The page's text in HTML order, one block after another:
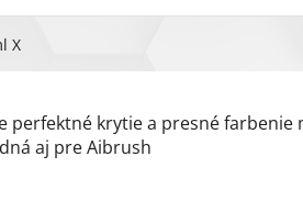
X
perfektné krytie a presné farbenie
aj pre Aibrush